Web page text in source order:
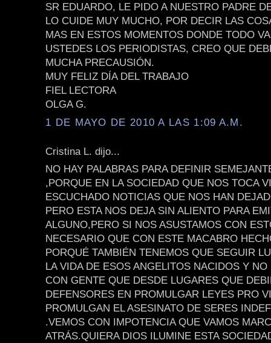
SR EDUARDO, LE PIDO A NUESTRO PADRE
LO CUIDE MUY MUCHO, POR DECIR LAS
MAS EN ESTOS MOMENTOS DONDE TODO
USTEDES LOS PERIODISTAS, CREO QUE
MUCHA PRECAUSIÓN.
MUY FELIZ DÍA DEL TRABAJO
FIEL LECTORA
OLGA G.
1 DE MAYO DE 2010 A LAS 1:09 A.M.
Cristina L. dijo...
NO HAY PALABRAS PARA DEFINIR
,PORQUE EN LA SOCIEDAD QUE NOS TOCA
ESCUCHADO NOTICIAS QUE NOS HAN
PERO ESTA NOS DEJA SIN ALIENTO PARA
ALGUNO,PERO SI NOS ASUSTAMOS CON
NECESARIO QUE CON ESTE MACABRO
PORQUÉ TAMBIÉN TENEMOS QUE SEGUIR
LA VIDA DE ESOS ANGELITOS NACIDOS Y
CON GENTE QUE DESDE LUGARES QUE
DEFENSORES EN PROMULGAR LEYES PRO
PROMULGAN EL ASESINATO DE SERES
.VEMOS CON IMPOTENCIA QUE VAMOS
ATRÁS.QUIERA DIOS ILUMINE ESTA